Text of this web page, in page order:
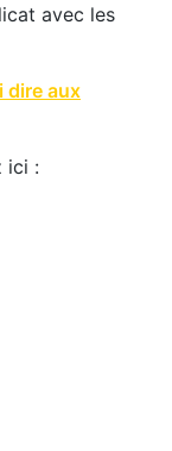
avec les
dire aux
ici :